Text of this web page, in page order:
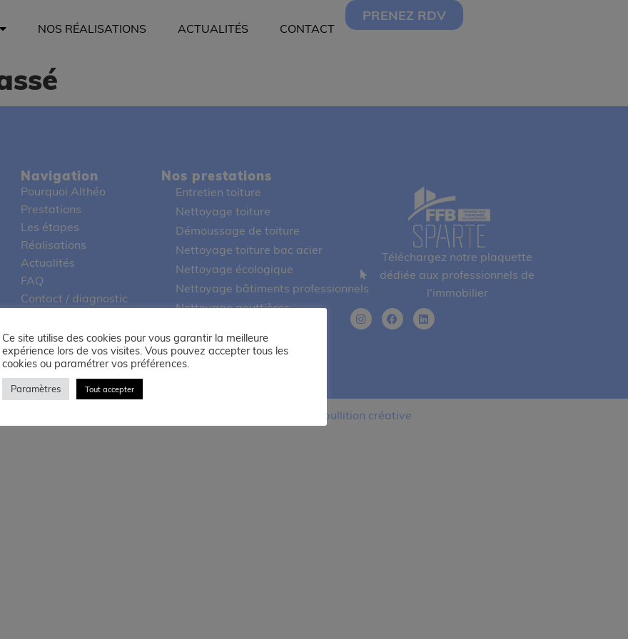
NOS RÉALISATIONS ACTUALITÉS CONTACT
PRENEZ RDV
Nos prestations
Entretien toiture
Nettoyage toiture
Démoussage de toiture
Nettoyage toiture bac acier
Nettoyage écologique
Nettoyage bâtiments professionnels
Nettoyage gouttières
Navigation
Pourquoi Althéo
Prestations
Les étapes
Réalisations
Actualités
FAQ
Contact / diagnostic
Téléchargez notre plaquette
dédiée aux professionnels de
l'immobilier
Site réalisé à Toulouse avec ♥ par L'ébullition créative
Ce site utilise des cookies pour vous garantir la meilleure
expérience lors de vos visites. Vous pouvez accepter tous les
cookies ou paramétrer vos préférences.
Paramètres Tout accepter